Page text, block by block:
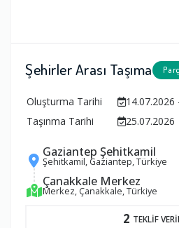
Şehirler Arası Taşıma
Oluşturma Tarihi
14.07.2026
Taşınma Tarihi
25.07.2026
Gaziantep Şehitkamil
Şehitkamil, Gaziantep, Türkiye
Çanakkale Merkez
Merkez, Çanakkale, Türkiye
2 TEKLİF